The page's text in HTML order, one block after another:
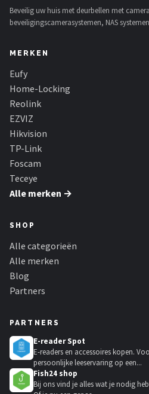
Hikvision
Foscam
Teceye
Smartwares
ieGeek
Alle merken →
Beveilig uw huis met deurbellen met
beveiligingscamerasystemen, NAS
MERKEN
Eufy
Home-Locking
Reolink
EZVIZ
Hikvision
TP-Link
Foscam
Teceye
Alle merken →
SHOP
Alle categorieën
Alle merken
Blog
Partners
PARTNERS
E-reader Spot
E-readers en accessoires kopen.
persoonlijke leeservaring op een...
Fish24 shop
Bij ons vind je alles wat je nodig